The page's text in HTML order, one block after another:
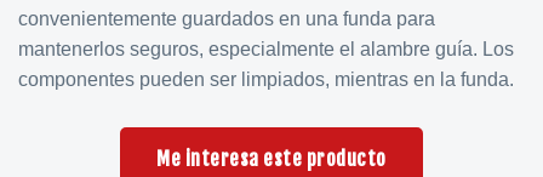
convenientemente guardados en una funda para
mantenerlos seguros, especialmente el alambre guía. Los
componentes pueden ser limpiados, mientras en la funda.
Me interesa este producto